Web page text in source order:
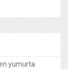
yumurta